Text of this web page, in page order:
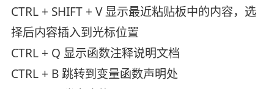
CTRL + SHIFT + V 显示最近粘贴板中的内容，选
择后内容插入到光标位置
CTRL + Q 显示函数注释说明文档
CTRL + B 跳转到变量函数声明处